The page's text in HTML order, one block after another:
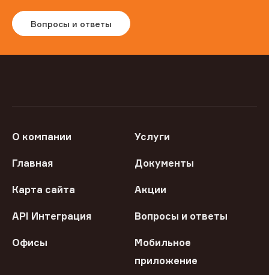
Вопросы и ответы
О компании Услуги
Главная Документы
Карта сайта Акции
API Интеграция Вопросы и ответы
Офисы
Мобильное
приложение